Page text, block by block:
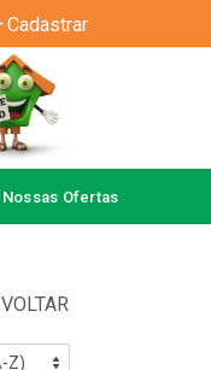
Cadastrar
Nossas Ofertas
VOLTAR